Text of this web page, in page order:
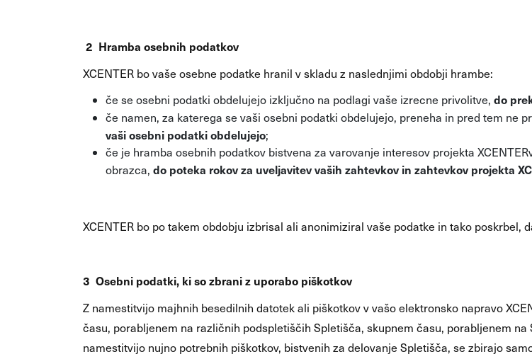
2 Hramba osebnih podatkov
XCENTER bo vaše osebne podatke hranil v skladu z naslednjimi obdobji hrambe:
če se osebni podatki obdelujejo izključno na podlagi vaše izrecne privolitve, do
če namen, za katerega se vaši osebni podatki obdelujejo, preneha in pred tem ne
vaši osebni podatki obdelujejo;
če je hramba osebnih podatkov bistvena za varovanje interesov projekta
obrazca, do poteka rokov za uveljavitev vaših zahtevkov in zahtevkov projekta
XCENTER bo po takem obdobju izbrisal ali anonimiziral vaše podatke in tako poskrbel,
3 Osebni podatki, ki so zbrani z uporabo piškotkov
Z namestitvijo majhnih besedilnih datotek ali piškotkov v vašo elektronsko napravo
času, porabljenem na različnih podspletiščih Spletišča, skupnem času, porabljenem
namestitvijo nujno potrebnih piškotkov, bistvenih za delovanje Spletišča, se zbirajo